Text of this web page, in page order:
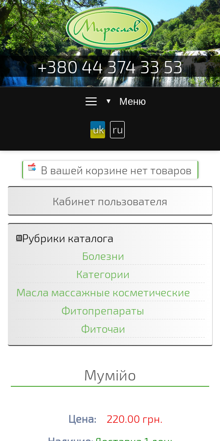
+380 44 374 33 53
≡ ▼ Меню
uk ru
В вашей корзине нет товаров
Кабинет пользователя
Рубрики каталога
Болезни
Категории
Масла массажные косметические
Фитопрепараты
Фиточаи
Мумійо
Цена:
220.00 грн.